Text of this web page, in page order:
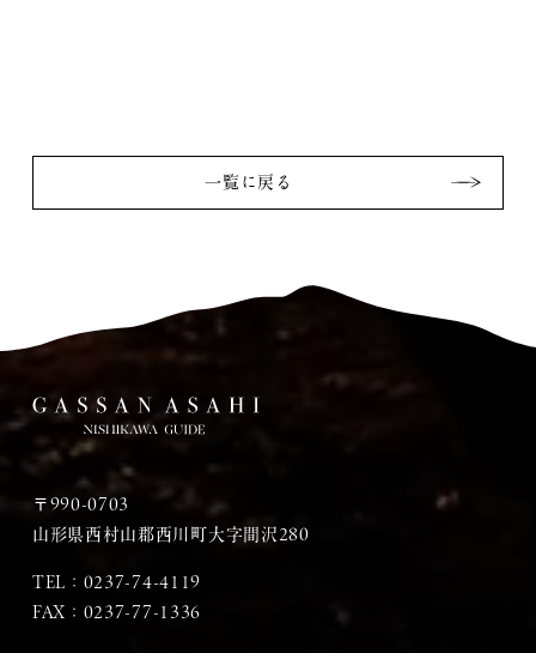
一覧に戻る
〒990-0703
山形県西村山郡西川町大字間沢280
TEL： 0237-74-4119
FAX：0237-77-1336